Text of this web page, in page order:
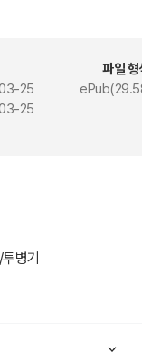
역이지만, 다이어트를
내 삶 전반으로 적용
하는 태도가 유연해
의 답을 찾아갈 힘을
25
25
파일 형
병기